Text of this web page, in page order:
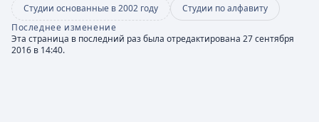
Студии основанные в 2002 году
Студии по алфавиту
Последнее изменение
Эта страница в последний раз была отредактирована 27 сентября
2016 в 14:40.